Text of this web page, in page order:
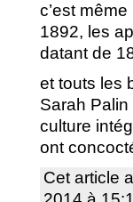
c’est
1892, les
datant de
et touts les
Sarah
culture
ont
Cet article